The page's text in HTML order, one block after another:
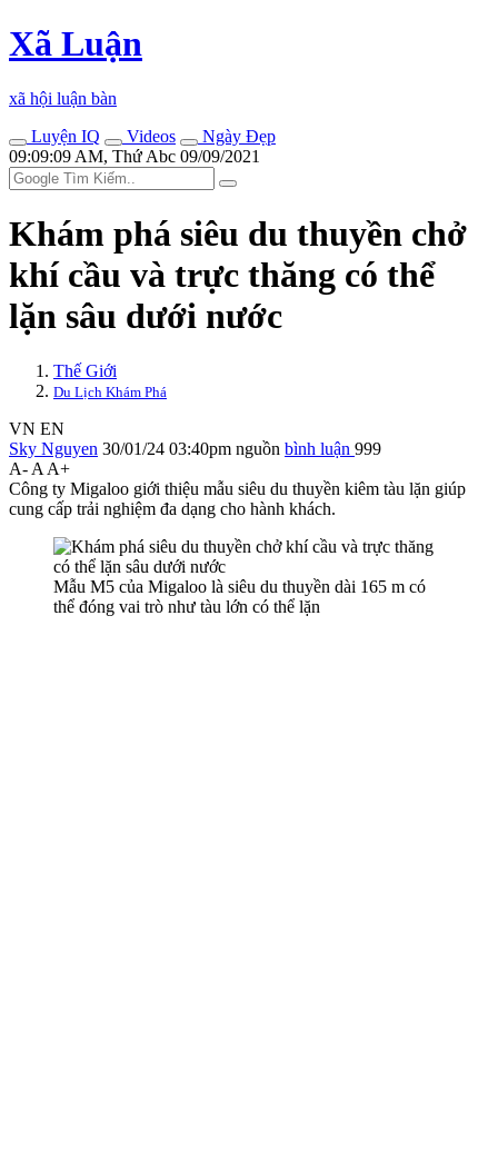
Xã Luận
xã hội luận bàn
Luyện IQ
Videos
Ngày Đẹp
09:09:09 AM, Thứ Abc 09/09/2021
Khám phá siêu du thuyền chở
khí cầu và trực thăng có thể
lặn sâu dưới nước
Thế Giới
Du Lịch Khám Phá
VN EN
Sky Nguyen 30/01/24 03:40pm nguồn bình luận 999
A- A A+
Công ty Migaloo giới thiệu mẫu siêu du thuyền kiêm tàu lặn giúp
cung cấp trải nghiệm đa dạng cho hành khách.
Mẫu M5 của Migaloo là siêu du thuyền dài 165 m có
thể đóng vai trò như tàu lớn có thể lặn